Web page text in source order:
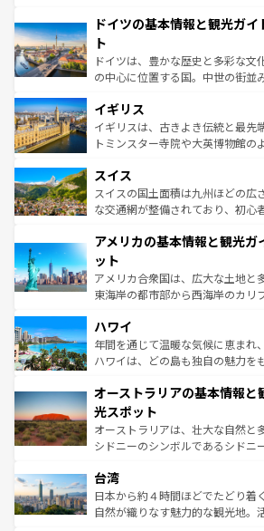
せる。地方によって風土や気候が
ンテンツ一覧 を参照してほしい。
で、幅広い魅力が詰まっている。
聖堂、美しいビーチ、そして豊か
から魅了する。また、フランスは
れ、フランス料理はユネスコ無形
香り高いラベンダー畑など、多彩
らに、パリ以外の地域にも魅力が
も豊かな歴史と文化が息づいてい
を参照してほしい。
ドイツの基本情報と観光ガ
ト
ドイツは、豊かな歴史と多彩な文
の中心に位置する国。中世の街並
顔を持つこの国は、どこを歩いて
ルリンの文化的活気、バイエルン
してライン川沿いのワイン畑とい
は、お酒好きな人にはぜひ体験してほしい。
ドイツ情報はコンテンツ一覧を参
イギリス
イギリスは、古きよき伝統と最先
トミンスター寺院や大英博物館の
リアごとに異なる魅力がある。ま
ティー、ビール好きにはたまらな
戦など、本場だからこそできる体
ンツ一覧を参照してほしい。
スイス
スイスの国土面積は九州ほどの広
な交通網が整備されており、初心
の建物がそのまま残る町や、スイ
博物館もあり、アルプス観光だけ
ことができる。国民の所得が高い
者向けの交通パス提供のサービス
着のスイス情報は
アメリカの基本情報と観光ガ
ット
アメリカ合衆国は、広大な土地と
東海岸の都市部から西海岸のカリ
のような巨大都市は、観光、ショ
ンメントが詰まった刺激的なスポ
西部には大自然が広がり、グラン
部のニューオーリンズでは、音楽
文化が魅力。旅行者はアメリカの
しみながら、その多様性と豊かな
るだろう。車でのロードトリップ
情報は
ハワイ
年間を通じて温暖な気候に恵まれ
ハワイは、どの島も独自の魅力を
ワイ島は見逃せない。また、定番
島だが、静かな自然を求めるなら
おすすめ。エメラルドグリーンに
文化や歴史が息づいている。「ア
人々、おいしいローカルフードや
ク、伝統的なフラダンスなど、す
っている。訪れるたびに新しい発
オーストラリアの基本情報と
光スポット
オーストラリアは、壮大な自然と
シドニーのシンボルであるシドニ
リアリーフや大陸中央部にそびえ
ク）、タスマニアの美しい原生林
ど、見どころがたくさん。また、
台湾
日本から約４時間ほどでたどり着
自然が織りなす魅力的な観光地。